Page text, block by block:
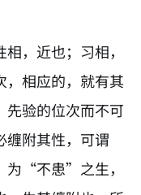
，近也；习相，
相应的，就有其
先验的位次而不可
附其性，可谓
“不患”之生，